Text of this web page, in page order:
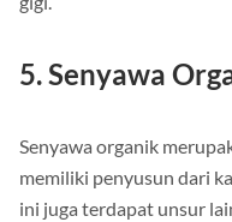
5. Senyawa
Senyawa organik
memiliki penyusun dari
ini juga terdapat unsur